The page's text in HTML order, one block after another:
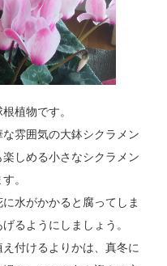
植物です。
雰囲気の大鉢シクラメン
しめる小さなシクラメン
。
水がかかると腐ってしま
るようにしましょう。
付けるよりかは、真冬に